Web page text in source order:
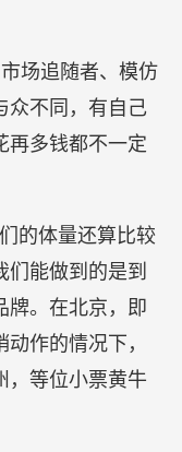
场追随者、模仿
众不同，有自己
再多钱都不一定
的体量还算比较
能做到的是到
牌。在北京，即
作的情况下，
，等位小票黄牛